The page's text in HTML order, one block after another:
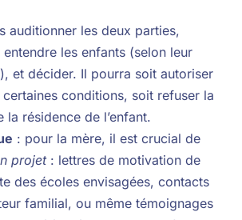
auditionner les deux parties,
les enfants (selon leur
et décider. Il pourra soit autoriser
conditions, soit refuser la
résidence de l’enfant.
: pour la mère, il est crucial de
projet: lettres de motivation de
des écoles envisagées, contacts
familial, ou même témoignages